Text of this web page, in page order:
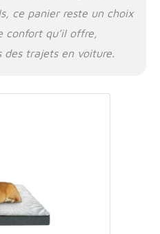
Plusieurs Tailles
tapis pour chien
en 4 tailles. Il
dans la cage ou
sol, et convient aux
ce panier reste un choix
confort qu’il offre,
des trajets en voiture.